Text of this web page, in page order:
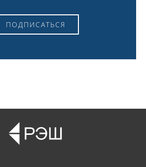
ПОДПИСАТЬСЯ